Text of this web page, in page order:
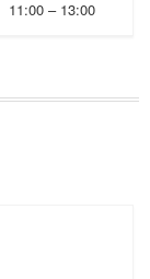
11:00 – 13:00